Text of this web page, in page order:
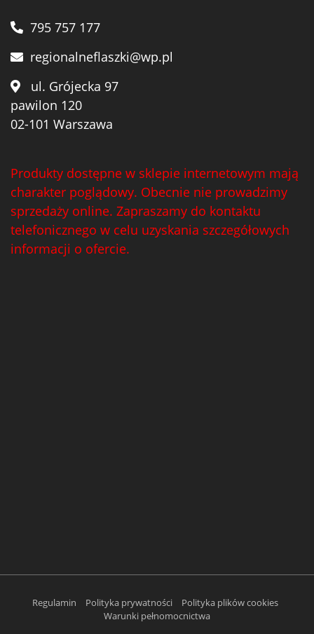
795 757 177
regionalneflaszki@wp.pl
ul. Grójecka 97
pawilon 120
02-101 Warszawa
Produkty dostępne w sklepie internetowym mają
charakter poglądowy. Obecnie nie prowadzimy
sprzedaży online. Zapraszamy do kontaktu
telefonicznego w celu uzyskania szczegółowych
informacji o ofercie.
Regulamin Polityka prywatności
Polityka plików cookies
Warunki pełnomocnictwa